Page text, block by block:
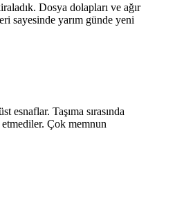
Dosya dolapları ve ağır
sayesinde yarım günde yeni
esnaflar. Taşıma sırasında
Çok memnun